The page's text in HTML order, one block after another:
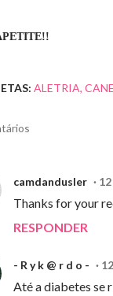
ALETRIA
camdandusler
Thanks for your
RESPONDER
- R y k @ r d o -
Até a diabetes se